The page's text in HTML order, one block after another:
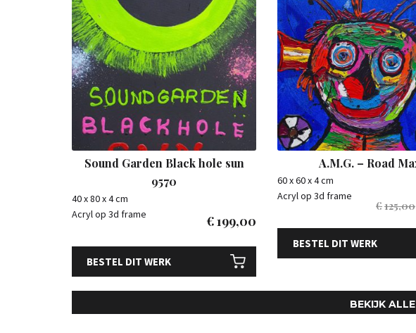
Sound Garden Black hole sun
9570
40 x 80 x 4 cm
Acryl op 3d frame
€199,00
BESTEL DIT WERK
A.M.G. – Road
60 x 60 x 4 cm
Acryl op 3d frame
€125,00
BESTEL DIT WERK
BEKIJK